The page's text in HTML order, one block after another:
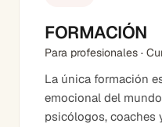
FORMACIÓN
Para profesionales ·
La única formación
emocional del
psicólogos, coaches